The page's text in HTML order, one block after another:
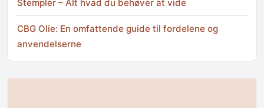
Stempler – Alt hvad du behøver at vide
CBG Olie: En omfattende guide til fordelene og
anvendelserne